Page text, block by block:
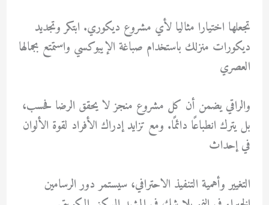
تجعلها اختيارا مثاليا لأي مشروع ديكوري. ابتكر وتجديد
ديكورات منزلك باستخدام صباغة الإيبوكسي واستمتع بجمالها
العصري
والراقي يضمن أن كل مشروع منجز لا يحقق الرضا فحسب،
بل يترك انطباعًا دائمًا. ومع تزايد إدراك الأفراد لقوة الألوان
في إحداث
التغيير وأهمية التنفيذ الاحترافي، سيستمر دور الرسامين